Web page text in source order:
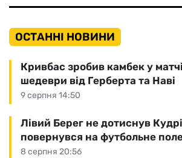
ОСТАННІ НОВИНИ
9 серпня 14:50
Кривбас зробив камбек у
шедеври від Герберта та Наві
8 серпня 20:56
Лівий Берег не дотиснув
повернувся на футбольне